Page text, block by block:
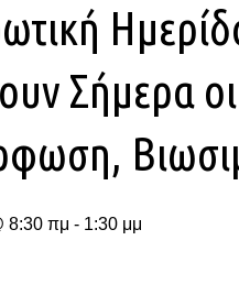
Σήμερα
8:30 πμ - 1:30 μμ